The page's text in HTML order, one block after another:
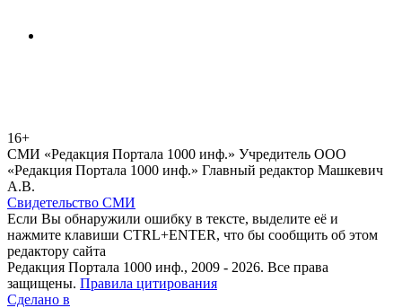
16+
СМИ «Редакция Портала 1000 инф.» Учредитель ООО
«Редакция Портала 1000 инф.» Главный редактор Машкевич
А.В.
Свидетельство СМИ
Если Вы обнаружили ошибку в тексте, выделите её и
нажмите клавиши CTRL+ENTER, что бы сообщить об этом
редактору сайта
Редакция Портала 1000 инф., 2009 - 2026. Все права
защищены. Правила цитирования
Сделано в